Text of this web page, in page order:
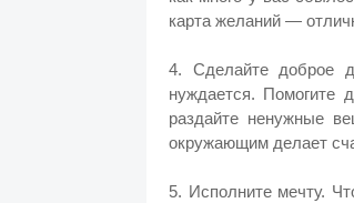
карта желаний —
4. Сделайте доброе
нуждается. Помогите
раздайте ненужные
окружающим делает
5. Исполните мечту.